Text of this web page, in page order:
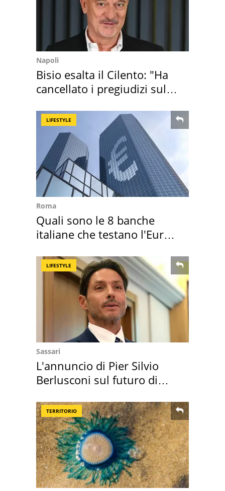
Napoli
Bisio esalta il Cilento: "Ha
cancellato i pregiudizi sul
LIFESTYLE
Roma
Quali sono le 8 banche
italiane che testano l'Euro
LIFESTYLE
Sassari
L'annuncio di Pier Silvio
Berlusconi sul futuro di
TERRITORIO